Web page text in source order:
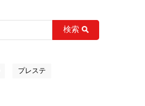
検索
プレステ